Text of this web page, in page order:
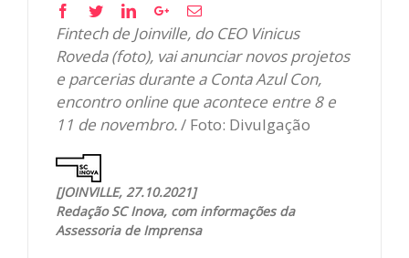
Facebook
TwitterLinkedinGoogle+Email
Fintech de Joinville, do CEO Vinicus
Roveda (foto), vai anunciar novos projetos
e parcerias durante a Conta Azul Con,
encontro online que acontece entre 8 e
11 de novembro./ Foto: Divulgação
[JOINVILLE, 27.10.2021]
Redação SC Inova, com informações da
Assessoria de Imprensa